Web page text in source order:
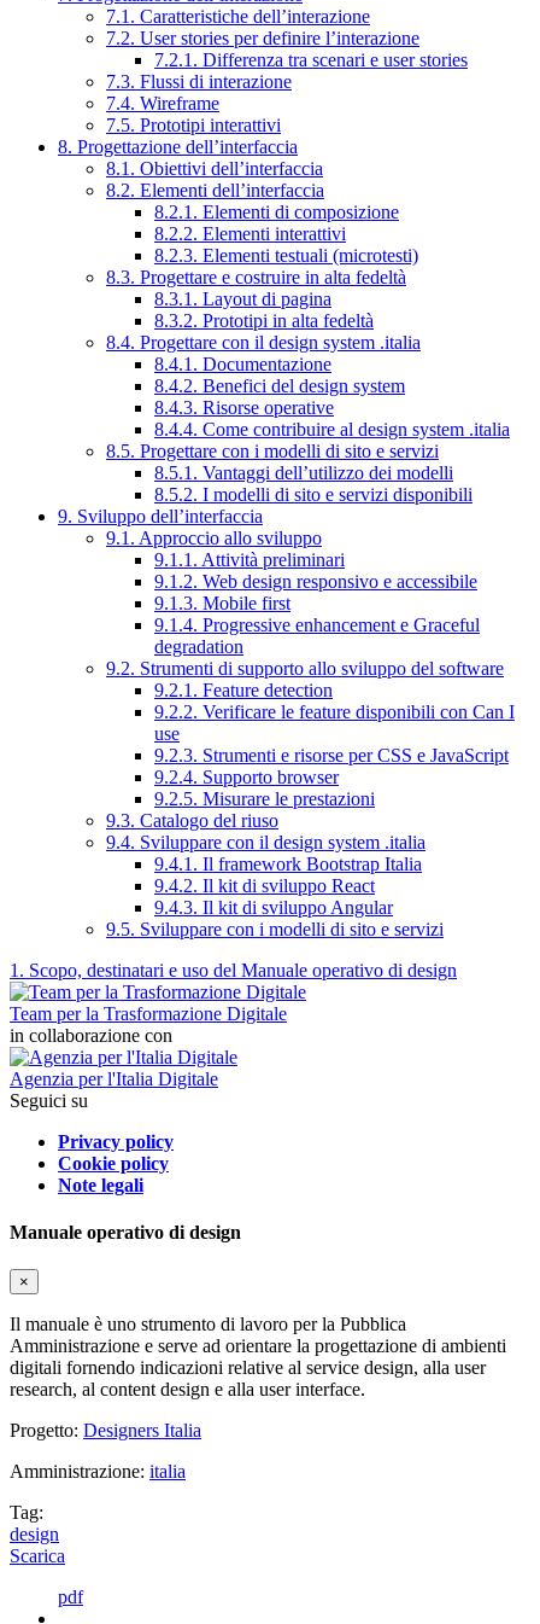
7.1. Caratteristiche dell’interazione
7.2. User stories per definire l’interazione
7.2.1. Differenza tra scenari e user stories
7.3. Flussi di interazione
7.4. Wireframe
7.5. Prototipi interattivi
8. Progettazione dell’interfaccia
8.1. Obiettivi dell’interfaccia
8.2. Elementi dell’interfaccia
8.2.1. Elementi di composizione
8.2.2. Elementi interattivi
8.2.3. Elementi testuali (microtesti)
8.3. Progettare e costruire in alta fedeltà
8.3.1. Layout di pagina
8.3.2. Prototipi in alta fedeltà
8.4. Progettare con il design system .italia
8.4.1. Documentazione
8.4.2. Benefici del design system
8.4.3. Risorse operative
8.4.4. Come contribuire al design system .italia
8.5. Progettare con i modelli di sito e servizi
8.5.1. Vantaggi dell’utilizzo dei modelli
8.5.2. I modelli di sito e servizi disponibili
9. Sviluppo dell’interfaccia
9.1. Approccio allo sviluppo
9.1.1. Attività preliminari
9.1.2. Web design responsivo e accessibile
9.1.3. Mobile first
9.1.4. Progressive enhancement e Graceful
degradation
9.2. Strumenti di supporto allo sviluppo del software
9.2.1. Feature detection
9.2.2. Verificare le feature disponibili con Can I
use
9.2.3. Strumenti e risorse per CSS e JavaScript
9.2.4. Supporto browser
9.2.5. Misurare le prestazioni
9.3. Catalogo del riuso
9.4. Sviluppare con il design system .italia
9.4.1. Il framework Bootstrap Italia
9.4.2. Il kit di sviluppo React
9.4.3. Il kit di sviluppo Angular
9.5. Sviluppare con i modelli di sito e servizi
1. Scopo, destinatari e uso del Manuale operativo di design
Team per la Trasformazione Digitale
in collaborazione con
Agenzia per l'Italia Digitale
Seguici su
Privacy policy
Cookie policy
Note legali
Manuale operativo di design
×
Il manuale è uno strumento di lavoro per la Pubblica
Amministrazione e serve ad orientare la progettazione di ambienti
digitali fornendo indicazioni relative al service design, alla user
research, al content design e alla user interface.
Progetto: Designers Italia
Amministrazione: italia
Tag:
design
Scarica
pdf